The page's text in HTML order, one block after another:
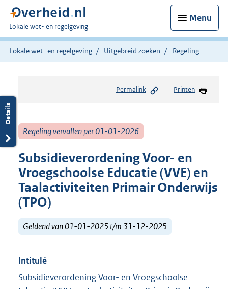
Menu
U
bent
hier:
Lokale wet- en regelgeving
Lokale wet- en regelgeving Uitgebreid zoeken Regeling
Permalink Printen
Regeling vervallen per 01-01-2026
Subsidieverordening Voor- en
Vroegschoolse Educatie (VVE) en
Taalactiviteiten Primair Onderwijs
(TPO)
Geldend van 01-01-2025 t/m 31-12-2025
Intitulé
Subsidieverordening Voor- en Vroegschoolse